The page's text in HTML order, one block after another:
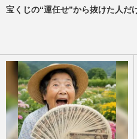
ラムで“有料
る」際どい
週刊女性PRIME
宝くじの“運任せ”から抜けた人だ